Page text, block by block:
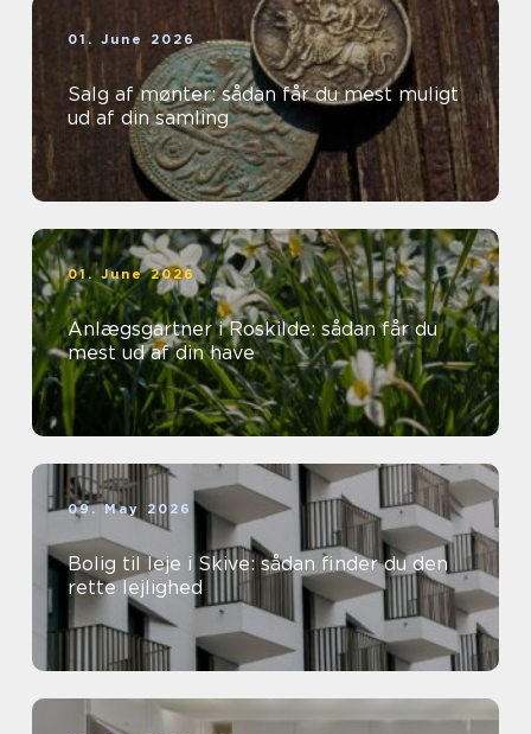
01. June 2026
Salg af mønter: sådan får du mest muligt
ud af din samling
01. June 2026
Anlægsgartner i Roskilde: sådan får du
mest ud af din have
09. May 2026
Bolig til leje i Skive: sådan finder du den
rette lejlighed